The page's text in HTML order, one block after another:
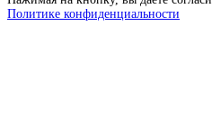
Политике конфиденциальности